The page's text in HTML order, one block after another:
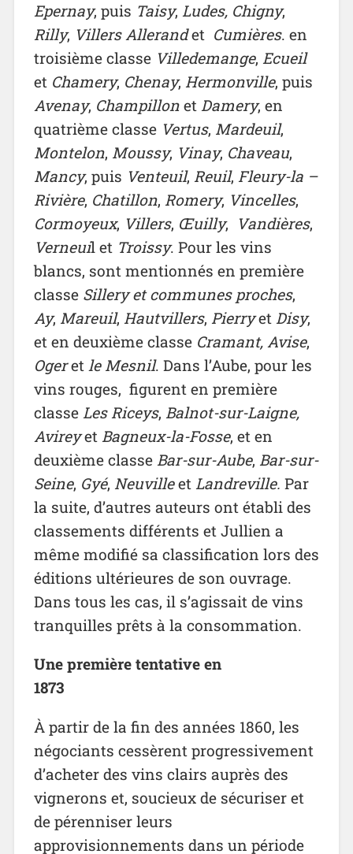
Epernay, puis Taisy, Ludes, Chigny,
Rilly, Villers Allerandet Cumières. en
troisième classe Villedemange, Ecueil
et Chamery, Chenay, Hermonville, puis
Avenay, Champillonet Damery, en
quatrième classe Vertus, Mardeuil,
Montelon, Moussy, Vinay, Chaveau,
Mancy, puis Venteuil, Reuil, Fleury-la –
Rivière, Chatillon, Romery, Vincelles,
Cormoyeux, Villers, Œuilly, Vandières,
Verneuil et Troissy. Pour les vins
blancs, sont mentionnés en première
classe Sillery et communes proches,
Ay, Mareuil, Hautvillers, Pierryet Disy,
et en deuxième classe Cramant, Avise,
Ogeretle Mesnil. Dans l’Aube, pour les
vins rouges, figurent en première
classe Les Riceys, Balnot-sur-Laigne,
Avireyet Bagneux-la-Fosse, et en
deuxième classe Bar-sur-Aube, Bar-sur-
Seine, Gyé, NeuvilleetLandreville. Par
la suite, d’autres auteurs ont établi des
classements différents et Jullien a
même modifié sa classification lors des
éditions ultérieures de son ouvrage.
Dans tous les cas, il s’agissait de vins
tranquilles prêts à la consommation.
Une première tentative en
1873
À partir de la fin des années 1860, les
négociants cessèrent progressivement
d’acheter des vins clairs auprès des
vignerons et, soucieux de sécuriser et
de pérenniser leurs
approvisionnements dans un période